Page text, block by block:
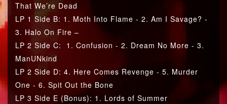
That We’re Dead
LP 1 Side B: 1. Moth Into Flame - 2. Am I Savage? -
3. Halo On Fire –
LP 2 Side C: 1. Confusion - 2. Dream No More - 3.
ManUNkind
LP 2 Side D: 4. Here Comes Revenge - 5. Murder
One - 6. Spit Out the Bone
LP 3 Side E (Bonus): 1. Lords of Summer